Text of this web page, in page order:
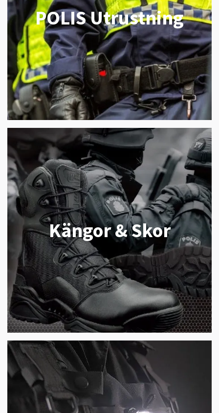
POLIS Utrustning
Kängor & Skor